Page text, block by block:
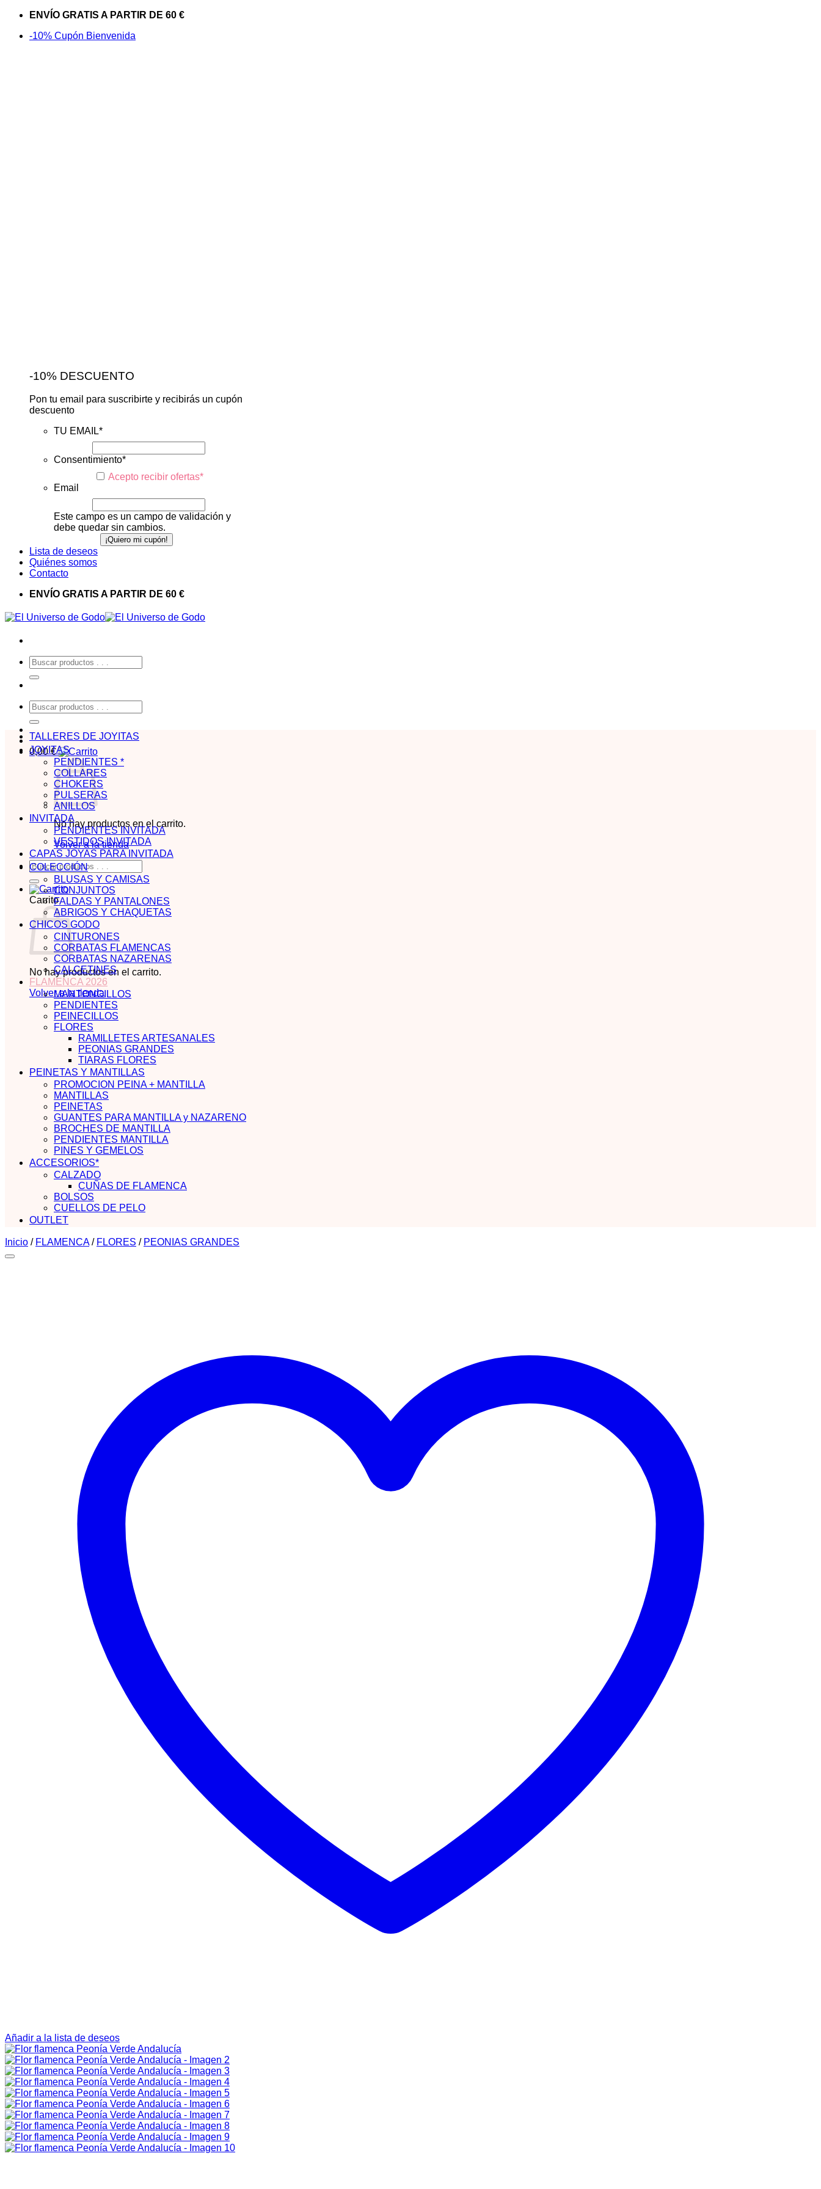
Saltar
contenido
ENVÍO GRATIS A PARTIR DE 60 €
-10% Cupón Bienvenida
-10% DESCUENTO
Pon tu email para suscribirte y recibirás un cupón
descuento
TU EMAIL*
Consentimiento*
Acepto recibir ofertas*
Email
Este campo es un campo de validación y
debe quedar sin cambios.
Lista de deseos
Quiénes somos
Contacto
ENVÍO GRATIS A PARTIR DE 60 €
Buscar
por:
Buscar
por:
0,00€
No hay productos en el carrito.
Volver a la tienda
Buscar
por:
Carrito
No hay productos en el carrito.
Volver a la tienda
TALLERES DE JOYITAS
JOYITAS
PENDIENTES *
COLLARES
CHOKERS
PULSERAS
ANILLOS
INVITADA
PENDIENTES INVITADA
VESTIDOS INVITADA
CAPAS JOYAS PARA INVITADA
COLECCIÓN
BLUSAS Y CAMISAS
CONJUNTOS
FALDAS Y PANTALONES
ABRIGOS Y CHAQUETAS
CHICOS GODO
CINTURONES
CORBATAS FLAMENCAS
CORBATAS NAZARENAS
CALCETINES
FLAMENCA 2026
MANTONCILLOS
PENDIENTES
PEINECILLOS
FLORES
RAMILLETES ARTESANALES
PEONIAS GRANDES
TIARAS FLORES
PEINETAS Y MANTILLAS
PROMOCION PEINA + MANTILLA
MANTILLAS
PEINETAS
GUANTES PARA MANTILLA y NAZARENO
BROCHES DE MANTILLA
PENDIENTES MANTILLA
PINES Y GEMELOS
ACCESORIOS*
CALZADO
CUÑAS DE FLAMENCA
BOLSOS
CUELLOS DE PELO
OUTLET
Inicio / FLAMENCA / FLORES / PEONIAS GRANDES
Añadir a la lista de deseos